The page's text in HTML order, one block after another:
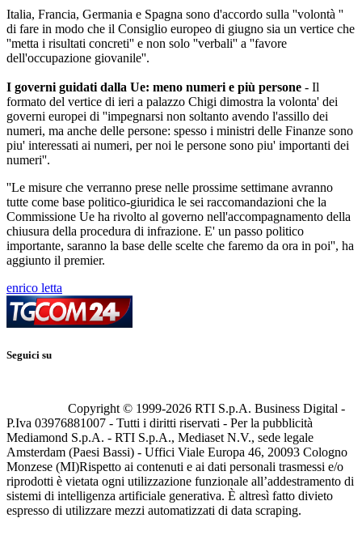
Italia, Francia, Germania e Spagna sono d'accordo sulla ''volontà ''
di fare in modo che il Consiglio europeo di giugno sia un vertice che
''metta i risultati concreti'' e non solo ''verbali'' a ''favore
dell'occupazione giovanile''.
I governi guidati dalla Ue: meno numeri e più persone - Il
formato del vertice di ieri a palazzo Chigi dimostra la volonta' dei
governi europei di ''impegnarsi non soltanto avendo l'assillo dei
numeri, ma anche delle persone: spesso i ministri delle Finanze sono
piu' interessati ai numeri, per noi le persone sono piu' importanti dei
numeri''.
''Le misure che verranno prese nelle prossime settimane avranno
tutte come base politico-giuridica le sei raccomandazioni che la
Commissione Ue ha rivolto al governo nell'accompagnamento della
chiusura della procedura di infrazione. E' un passo politico
importante, saranno la base delle scelte che faremo da ora in poi'', ha
aggiunto il premier.
enrico letta
Seguici su
Copyright © 1999-2026 RTI S.p.A. Business Digital -
P.Iva 03976881007 - Tutti i diritti riservati - Per la pubblicità
Mediamond S.p.A. - RTI S.p.A., Mediaset N.V., sede legale
Amsterdam (Paesi Bassi) - Uffici Viale Europa 46, 20093 Cologno
Monzese (MI)Rispetto ai contenuti e ai dati personali trasmessi e/o
riprodotti è vietata ogni utilizzazione funzionale all’addestramento di
sistemi di intelligenza artificiale generativa. È altresì fatto divieto
espresso di utilizzare mezzi automatizzati di data scraping.